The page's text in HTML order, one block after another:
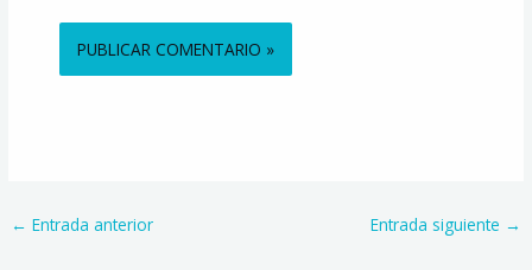
← Entrada anterior Entrada siguiente →